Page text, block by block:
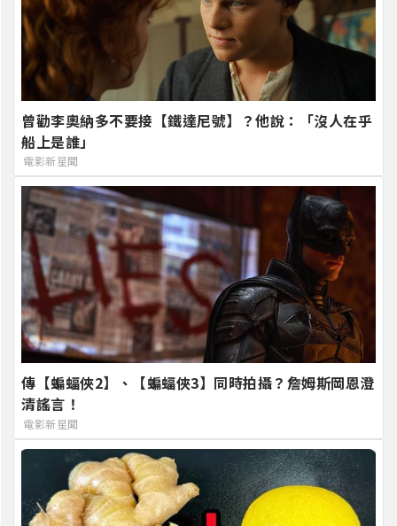
曾勸李奧納多不要接【鐵達尼號】？他說：「沒人在乎
船上是誰」
電影新星聞
傳【蝙蝠俠2】、【蝙蝠俠3】同時拍攝？詹姆斯岡恩澄
清謠言！
電影新星聞